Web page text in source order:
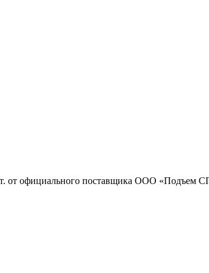
т. от официального поставщика ООО «Подъем